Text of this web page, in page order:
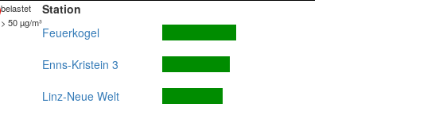
belastet
> 50 µg/m³
Station
Feuerkogel
Enns-Kristein 3
Linz-Neue Welt